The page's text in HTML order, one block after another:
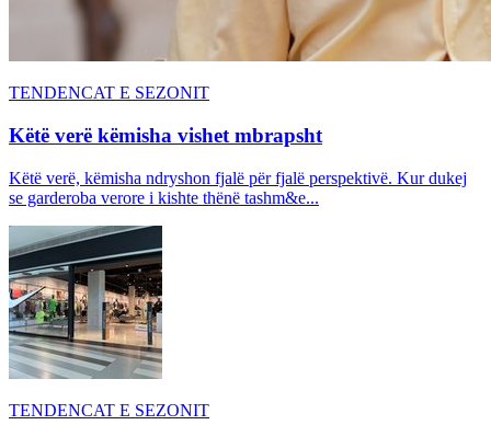
TENDENCAT E SEZONIT
Këtë verë këmisha vishet mbrapsht
Këtë verë, këmisha ndryshon fjalë për fjalë perspektivë. Kur dukej
se garderoba verore i kishte thënë tashm&e...
TENDENCAT E SEZONIT